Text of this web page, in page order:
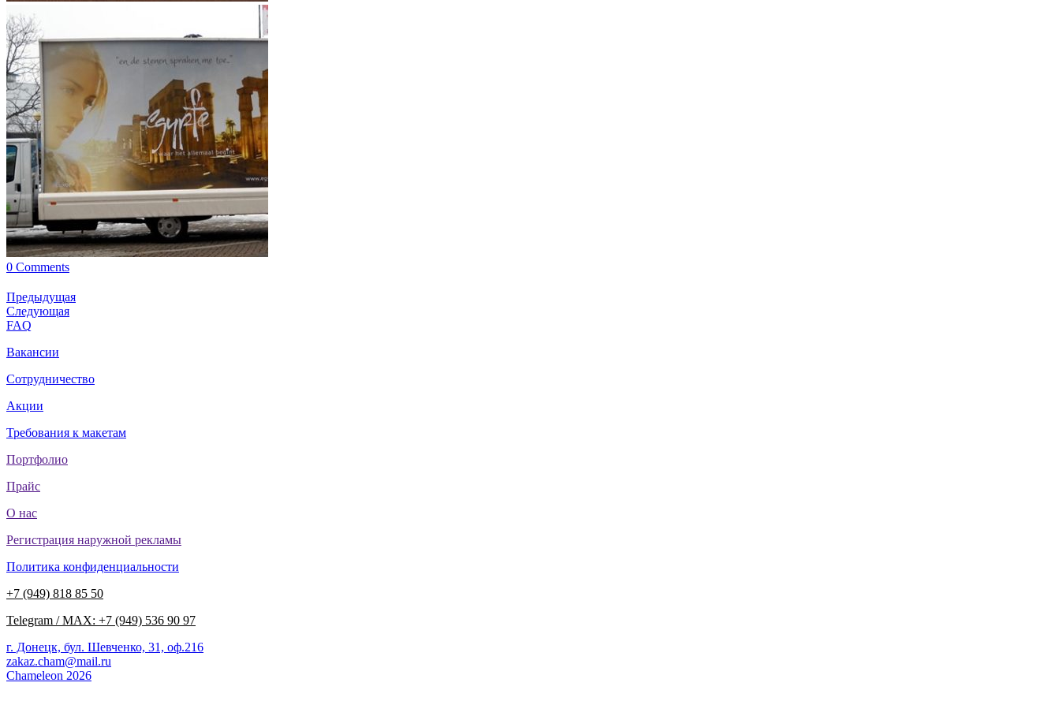
0 Comments
Предыдущая
Следующая
FAQ
Вакансии
Сотрудничество
Акции
Требования к макетам
Портфолио
Прайс
О нас
Регистрация наружной рекламы
Политика конфиденциальности
+7 (949) 818 85 50
Telegram / MAX: +7 (949) 536 90 97
г. Донецк, бул. Шевченко, 31, оф.216
zakaz.cham@mail.ru
Chameleon 2026